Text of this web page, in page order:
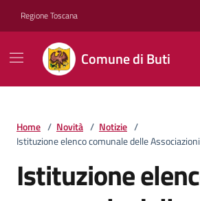
Regione Toscana
Comune di Buti
Home / Novità / Notizie /
Istituzione elenco comunale delle
Istituzione